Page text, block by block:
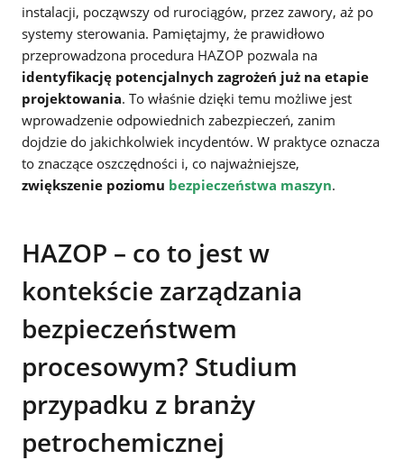
instalacji, począwszy od rurociągów, przez zawory, aż po
systemy sterowania. Pamiętajmy, że prawidłowo
przeprowadzona procedura HAZOP pozwala na
identyfikację potencjalnych zagrożeń już na etapie
projektowania. To właśnie dzięki temu możliwe jest
wprowadzenie odpowiednich zabezpieczeń, zanim
dojdzie do jakichkolwiek incydentów. W praktyce oznacza
to znaczące oszczędności i, co najważniejsze,
zwiększenie poziomu bezpieczeństwa maszyn.
HAZOP – co to jest w
kontekście zarządzania
bezpieczeństwem
procesowym? Studium
przypadku z branży
petrochemicznej